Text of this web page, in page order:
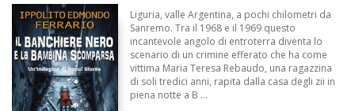
Liguria, valle Argentina, a pochi chilometri da
Sanremo. Tra il 1968 e il 1969 questo
incantevole angolo di entroterra diventa lo
scenario di un crimine efferato che ha come
vittima Maria Teresa Rebaudo, una ragazzina
di soli tredici anni, rapita dalla casa degli zii in
piena notte a B ...